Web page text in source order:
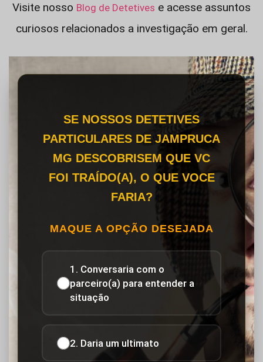
Visite nosso Blog de Detetives e acesse assuntos
curiosos relacionados a investigação em geral.
SE NOSSOS DETETIVES
PARTICULARES DE JAMPRUCA
MG DESCOBRISEM QUE VC
FOI TRAÍDO(A), O QUE VOCE
FARIA?
MAQUE A OPÇÃO DESEJADA
1. Conversaria com o
parceiro(a) para entender a
situação
2. Daria um ultimato